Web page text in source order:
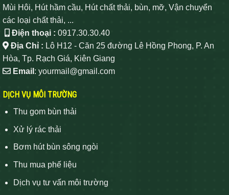
Mùi Hôi, Hút hầm cầu, Hút chất thải, bùn, mỡ, Vận chuyển
các loại chất thải, ...
Điện thoại : 0917.30.30.40
Địa Chỉ : Lô H12 - Căn 25 đường Lê Hồng Phong, P. An
Hòa, Tp. Rạch Giá, Kiên Giang
Email : yourmail@gmail.com
DỊCH VỤ MÔI TRƯỜNG
Thu gom bùn thải
Xử lý rác thải
Bơm hút bùn sông ngòi
Thu mua phế liệu
Dịch vụ tư vấn môi trường